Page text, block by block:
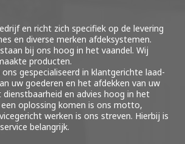
en richt zich specifiek op de levering
en diverse merken afdeksystemen.
bij ons hoog in het vaandel. Wij
producten.
gespecialiseerd in klantgerichte laad-
uw goederen en het afdekken van uw
en advies hoog in het
oplossing komen is ons motto,
werken is ons streven. Hierbij is
belangrijk.